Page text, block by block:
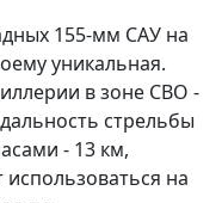
155-мм САУ на
уникальная.
в зоне СВО -
стрельбы
- 13 км,
на